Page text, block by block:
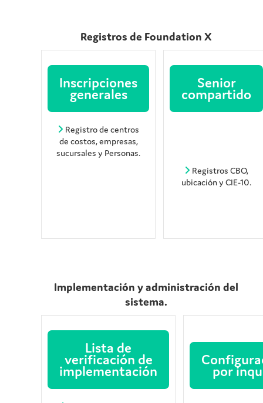
Registros de Foundation X
Inscripciones
generales
Senior
compartido
Registro de centros
de costos, empresas,
sucursales y Personas.
Registros CBO,
ubicación y CIE-10.
Implementación y administración del
sistema.
Lista de
verificación de
implementación por